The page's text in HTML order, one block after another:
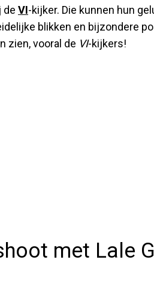
de VI-kijker. Die kunnen hun
blikken en bijzondere
zien, vooral de VI-kijkers!
met Lale